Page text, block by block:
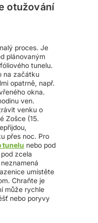
otužování
proces. Je
plánovaným
tunelu.
na začátku
opatrně, např.
okna.
ven.
venku o
Zošce (15.
přes noc. Pro
tunelu nebo pod
zcela
umístěte
Chraňte je
může rychle
nebo poryvy